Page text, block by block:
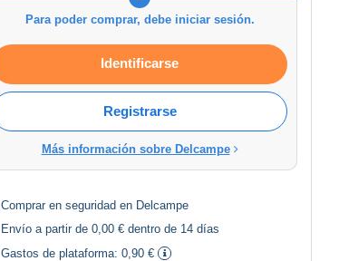
Para poder comprar, debe iniciar sesión.
Identificarse
Registrarse
Más información sobre Delcampe
Comprar en seguridad en Delcampe
Envío a partir de 0,00 € dentro de 14 días
Gastos de plataforma: 0,90 €